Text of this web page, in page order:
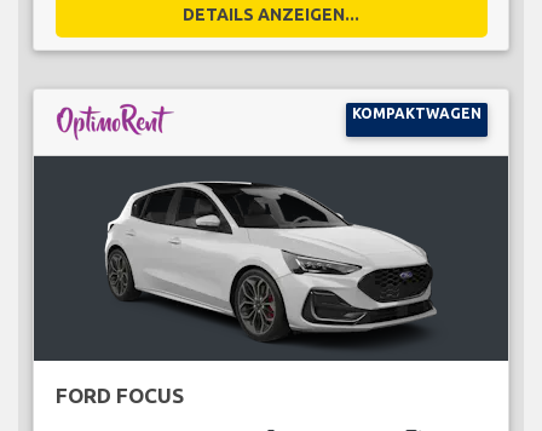
DETAILS ANZEIGEN...
KOMPAKTWAGEN
FORD FOCUS